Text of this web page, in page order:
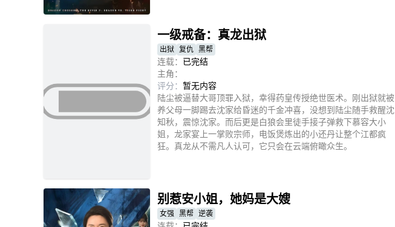
一级戒备：真龙出狱
出狱 复仇 黑帮
连载： 已完结
主角：
评分： 暂无内容
陆尘被逼替大哥顶罪入狱，幸得药皇传授绝世医术。刚出狱就被
养父母一脚踢去沈家给昏迷的千金冲喜，没想到陆尘随手救醒沈
知秋，震惊沈家。而后更是白狼会里徒手接子弹救下慕容大小
姐，龙家宴上一掌败宗师，电饭煲炼出的小还丹让整个江都疯
狂。真龙从不需凡人认可，它只会在云端俯瞰众生。
别惹安小姐，她妈是大嫂
女强 黑帮 逆袭